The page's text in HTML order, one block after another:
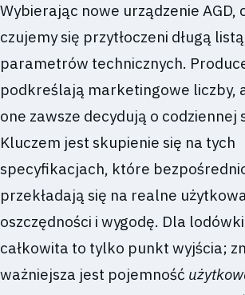
Wybierając nowe urządzenie AGD,
czujemy się przytłoczeni długą listą
parametrów technicznych.
podkreślają marketingowe liczby,
one zawsze decydują o codziennej
Kluczem jest skupienie się na tych
specyfikacjach, które
przekładają się na realne
oszczędności i wygodę. Dla
całkowita to tylko punkt wyjścia;
ważniejsza jest pojemność